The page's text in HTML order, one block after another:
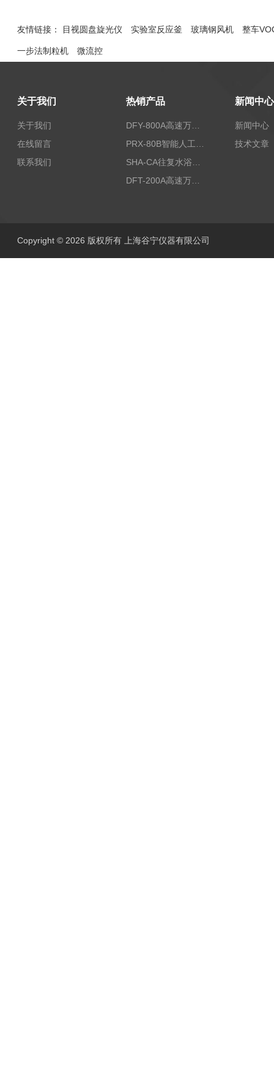
友情链接： 目视圆盘旋光仪 实验室反应釜 玻璃钢风机 整车
一步法制粒机 微流控
关于我们
关于我们
在线留言
联系我们
热销产品 新闻中心
新闻中心
技术文章
Copyright © 2026 版权所有 上海谷宁仪器有限公司